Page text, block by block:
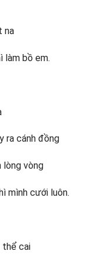
na
làm bồ em.
ra cánh đồng
lòng vòng
mình cưới luôn.
thể cai